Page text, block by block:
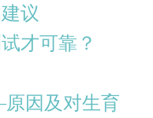
议
才可靠？
因及对生育